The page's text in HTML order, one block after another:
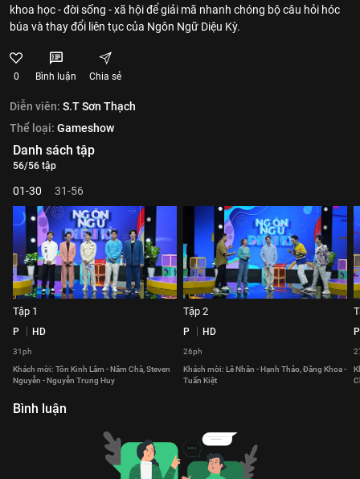
khoa học - đời sống - xã hội để giải mã nhanh chóng bộ câu hỏi hóc
búa và thay đổi liên tục của Ngôn Ngữ Diệu Kỳ.
0 Bình luận Chia sẻ
Diễn viên: S.T Sơn Thạch
Thể loại: Gameshow
Danh sách tập
56/56 tập
01-30 31-56
Tập 1
P HD
31ph
Khách mời: Tôn Kinh Lâm - Năm Chà, Steven
Nguyễn - Nguyễn Trung Huy
Tập 2
P HD
26ph
Khách mời: Lê Nhân - Hạnh Thảo, Đăng Khoa -
Tuấn Kiệt
P
Bình luận